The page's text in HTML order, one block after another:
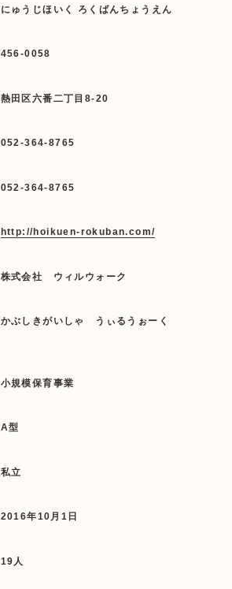
にゅうじほいく ろくばんちょうえん
456-0058
熱田区六番二丁目8-20
052-364-8765
052-364-8765
http://hoikuen-rokuban.com/
株式会社 ウィルウォーク
かぶしきがいしゃ うぃるうぉーく
小規模保育事業
A型
私立
2016年10月1日
19人